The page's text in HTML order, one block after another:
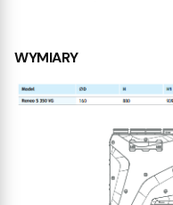
WYMIARY